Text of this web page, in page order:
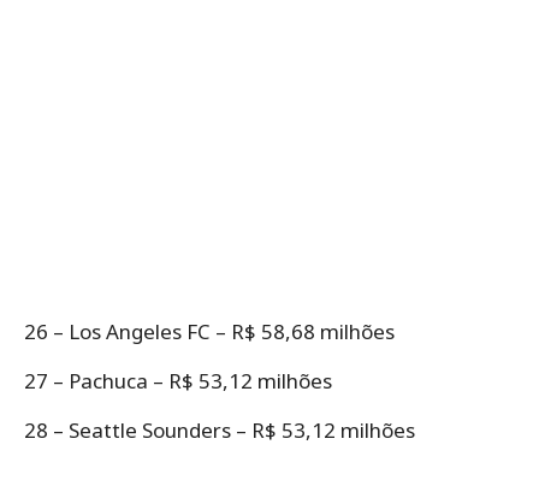
26 – Los Angeles FC – R$ 58,68 milhões
27 – Pachuca – R$ 53,12 milhões
28 – Seattle Sounders – R$ 53,12 milhões